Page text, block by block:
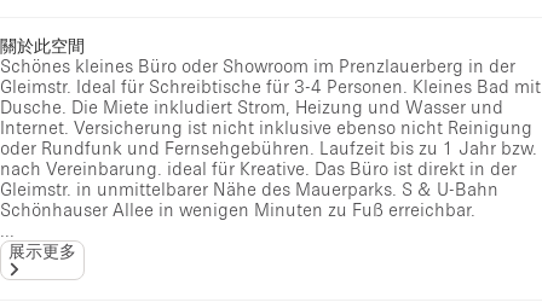
關於此空間
Schönes kleines Büro oder Showroom im Prenzlauerberg in der
Gleimstr. Ideal für Schreibtische für 3-4 Personen. Kleines Bad mit
Dusche. Die Miete inkludiert Strom, Heizung und Wasser und
Internet. Versicherung ist nicht inklusive ebenso nicht Reinigung
oder Rundfunk und Fernsehgebühren. Laufzeit bis zu 1 Jahr bzw.
nach Vereinbarung. ideal für Kreative. Das Büro ist direkt in der
Gleimstr. in unmittelbarer Nähe des Mauerparks. S & U-Bahn
Schönhauser Allee in wenigen Minuten zu Fuß erreichbar.
展示更多